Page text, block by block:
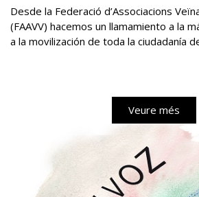
Desde la Federació d’Associacions
(FAAVV) hacemos un llamamiento a la
a la movilización de toda la ciudadanía
Veure més